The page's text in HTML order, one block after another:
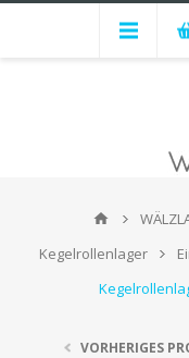
Kegelrollenlager
VORHERIGES